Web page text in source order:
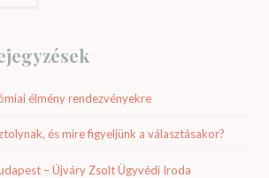
élmény rendezvényekre
és mire figyeljünk a választásakor?
– Újváry Zsolt Ügyvédi Iroda